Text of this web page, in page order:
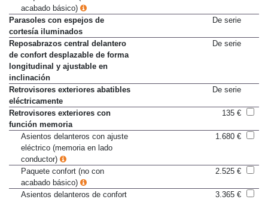
Paquete confort (no con
acabado básico)
Parasoles con espejos de
cortesía iluminados
Reposabrazos central delantero
de confort desplazable de forma
longitudinal y ajustable en
inclinación
Retrovisores exteriores abatibles
eléctricamente
Retrovisores exteriores con
función memoria
Asientos delanteros con ajuste
eléctrico (memoria en lado
conductor)
Paquete confort (no con
acabado básico)